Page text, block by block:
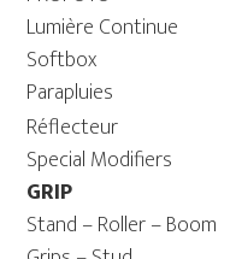
Lumière Continue
Softbox
Parapluies
Réflecteur
Special Modifiers
GRIP
Stand – Roller – Boom